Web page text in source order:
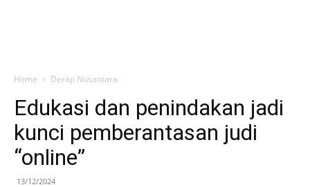
Home Derap Nusantara
Edukasi dan penindakan jadi
kunci pemberantasan judi
“online”
13/12/2024